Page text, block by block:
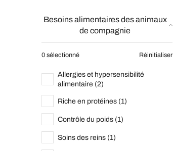
Besoins alimentaires des animaux
de compagnie
0 sélectionné Réinitialiser
Allergies et hypersensibilité
alimentaire (2)
Riche en protéines (1)
Contrôle du poids (1)
Soins des reins (1)